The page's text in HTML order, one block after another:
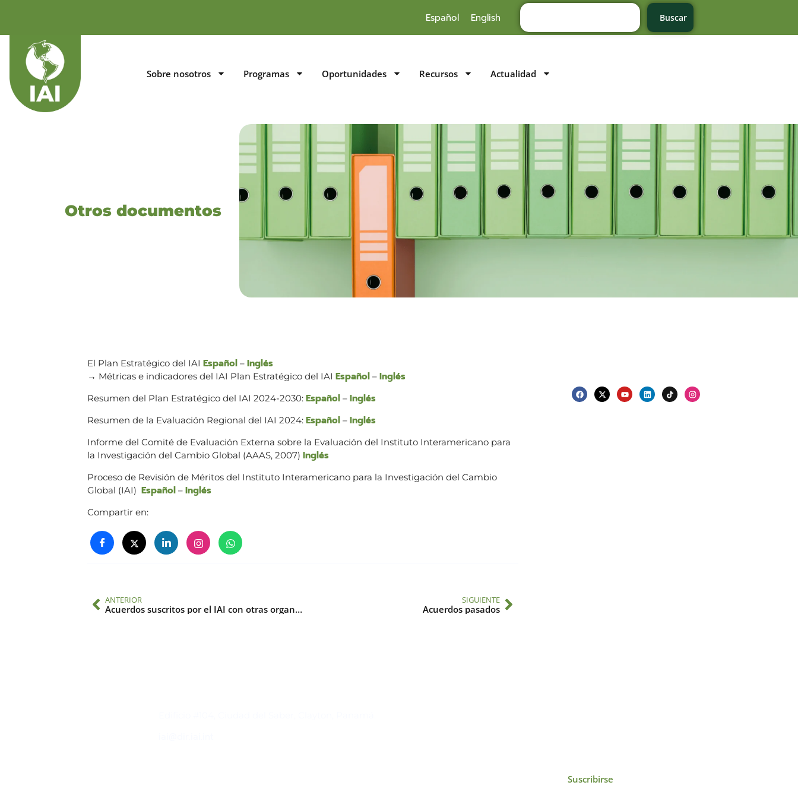
Español English Buscar
Sobre nosotros Programas Oportunidades Recursos Actualidad
Otros documentos
El Plan Estratégico del IAI Español – Inglés
→ Métricas e indicadores del IAI Plan Estratégico del IAI Español – Inglés
Resumen del Plan Estratégico del IAI 2024-2030: Español – Inglés
Resumen de la Evaluación Regional del IAI 2024: Español – Inglés
Informe del Comité de Evaluación Externa sobre la Evaluación del Instituto Interamericano para
la Investigación del Cambio Global (AAAS, 2007) Inglés
Proceso de Revisión de Méritos del Instituto Interamericano para la Investigación del Cambio
Global (IAI) Español – Inglés
Compartir en:
ANTERIOR
Acuerdos suscritos por el IAI con otras organizaciones
SIGUIENTE
Acuerdos pasados
Suscribirse